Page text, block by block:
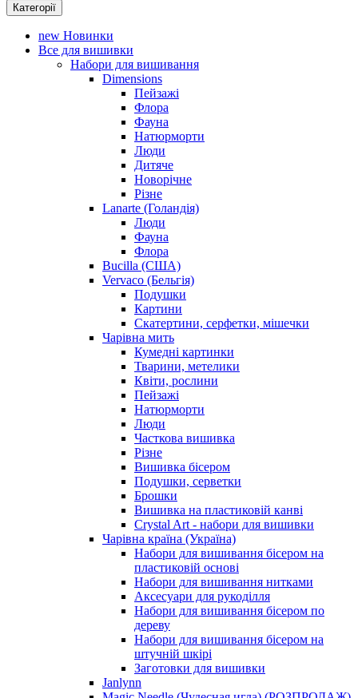
Категорії
new Новинки
Все для вишивки
Набори для вишивання
Dimensions
Пейзажі
Флора
Фауна
Натюрморти
Люди
Дитяче
Новорічне
Різне
Lanarte (Голандія)
Люди
Фауна
Флора
Bucilla (США)
Vervaco (Бельгія)
Подушки
Картини
Скатертини, серфетки, мішечки
Чарiвна мить
Кумедні картинки
Тварини, метелики
Квіти, рослини
Пейзажі
Натюрморти
Люди
Часткова вишивка
Різне
Вишивка бісером
Подушки, серветки
Брошки
Вишивка на пластиковій канві
Crystal Art - набори для вишивки
Чарівна країна (Україна)
Набори для вишивання бісером на
пластиковій основі
Набори для вишивання нитками
Аксесуари для рукоділля
Набори для вишивання бісером по
дереву
Набори для вишивання бісером на
штучній шкірі
Заготовки для вишивки
Janlynn